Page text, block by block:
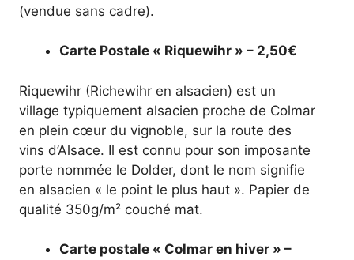
(vendue sans cadre).
Carte Postale « Riquewihr » – 2,50€
Riquewihr (Richewihr en alsacien) est un
village typiquement alsacien proche de Colmar
en plein cœur du vignoble, sur la route des
vins d’Alsace. Il est connu pour son imposante
porte nommée le Dolder, dont le nom signifie
en alsacien « le point le plus haut ». Papier de
qualité 350g/m² couché mat.
Carte postale « Colmar en hiver » –